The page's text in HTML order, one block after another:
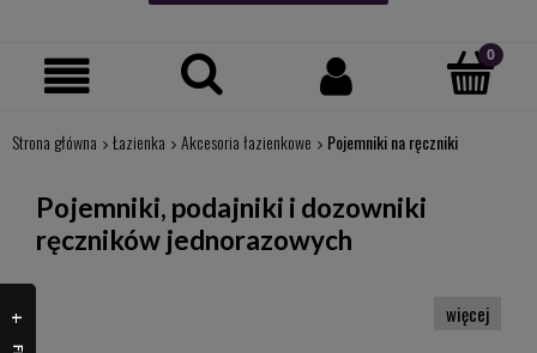
Strona główna Łazienka Akcesoria łazienkowe Pojemniki na ręczniki
Pojemniki, podajniki i dozowniki
ręczników jednorazowych
toaletach znajdujących się w miejscach pracy i punktach